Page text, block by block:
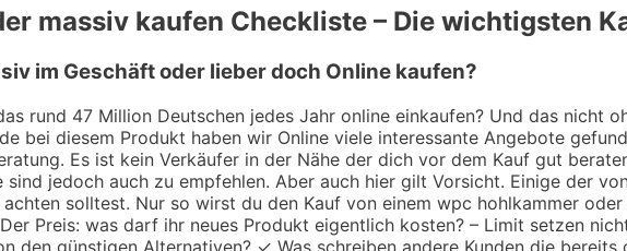
massiv kaufen Checkliste – Die wichtigsten
im Geschäft oder lieber doch Online kaufen?
rund 47 Million Deutschen jedes Jahr online einkaufen? Und das nicht
bei diesem Produkt haben wir Online viele interessante Angebote
Es ist kein Verkäufer in der Nähe der dich vor dem Kauf gut
sind jedoch auch zu empfehlen. Aber auch hier gilt Vorsicht. Einige der
solltest. Nur so wirst du den Kauf von einem wpc hohlkammer
Preis: was darf ihr neues Produkt eigentlich kosten? – Limit setzen
den günstigen Alternativen? ✓ Was schreiben andere Kunden die